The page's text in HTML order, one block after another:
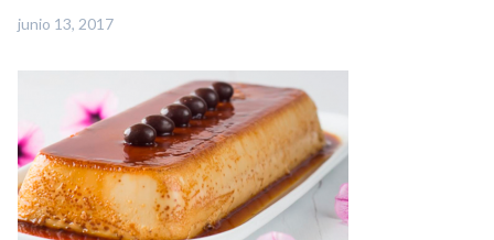
junio 13, 2017